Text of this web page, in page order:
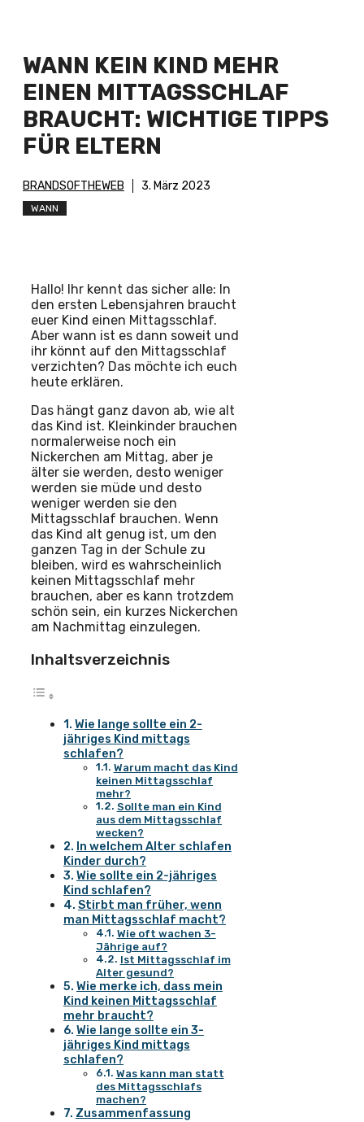
WANN KEIN KIND MEHR
EINEN MITTAGSSCHLAF
BRAUCHT: WICHTIGE TIPPS
FÜR ELTERN
BRANDSOFTHEWEB 3. März 2023
WANN
Hallo! Ihr kennt das sicher alle: In
den ersten Lebensjahren braucht
euer Kind einen Mittagsschlaf.
Aber wann ist es dann soweit und
ihr könnt auf den Mittagsschlaf
verzichten? Das möchte ich euch
heute erklären.
Das hängt ganz davon ab, wie alt
das Kind ist. Kleinkinder brauchen
normalerweise noch ein
Nickerchen am Mittag, aber je
älter sie werden, desto weniger
werden sie müde und desto
weniger werden sie den
Mittagsschlaf brauchen. Wenn
das Kind alt genug ist, um den
ganzen Tag in der Schule zu
bleiben, wird es wahrscheinlich
keinen Mittagsschlaf mehr
brauchen, aber es kann trotzdem
schön sein, ein kurzes Nickerchen
am Nachmittag einzulegen.
Inhaltsverzeichnis
Wie lange sollte ein 2-
jähriges Kind mittags
schlafen?
Warum macht das Kind
keinen Mittagsschlaf
mehr?
Sollte man ein Kind
aus dem Mittagsschlaf
wecken?
In welchem Alter schlafen
Kinder durch?
Wie sollte ein 2-jähriges
Kind schlafen?
Stirbt man früher, wenn
man Mittagsschlaf macht?
Wie oft wachen 3-
Jährige auf?
Ist Mittagsschlaf im
Alter gesund?
Wie merke ich, dass mein
Kind keinen Mittagsschlaf
mehr braucht?
Wie lange sollte ein 3-
jähriges Kind mittags
schlafen?
Was kann man statt
des Mittagsschlafs
machen?
Zusammenfassung